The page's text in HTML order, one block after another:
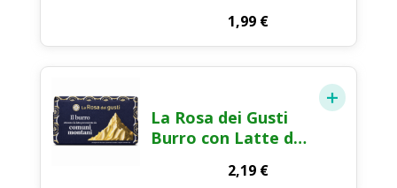
1,99 €
La Rosa dei Gusti
Burro con Latte dei
2,19 €